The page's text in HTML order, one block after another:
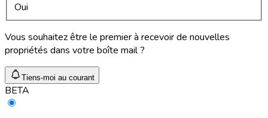
Oui
Vous souhaitez être le premier à recevoir de nouvelles
propriétés dans votre boîte mail ?
Tiens-moi au courant
BETA